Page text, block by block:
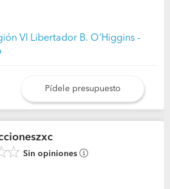
VI Libertador B. O'Higgins -
Pídele presupuesto
Sin opiniones